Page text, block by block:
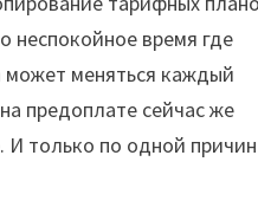
время где
может меняться каждый
предоплате сейчас же
И только по одной